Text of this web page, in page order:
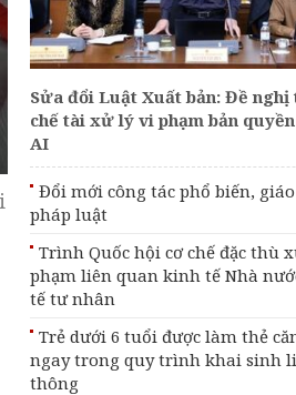
[Infographic]
hàng Nhà nước
báo chiêu lừa
chip trên thẻ
đoạt tài sản
Đổi mới công
luật
liên quan kinh
nước, kinh tế
Sửa đổi Luật Xuất bản: Đề nghị
chế tài xử lý vi phạm bản
AI
Đổi mới công tác phổ biến,
pháp luật
Trình Quốc hội cơ chế đặc thù
phạm liên quan kinh tế Nhà
tế tư nhân
Trẻ dưới 6 tuổi được làm thẻ
ngay trong quy trình khai sinh
thông